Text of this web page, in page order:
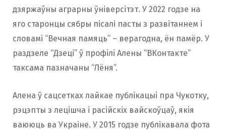
дзяржаўны аграрны ўніверсітэт. У 2022 годзе на
яго старонцы сябры пісалі пасты з развітаннем і
словамі “Вечная памяць” – верагодна, ён памёр. У
раздзеле “Дзеці” ў профілі Алены “ВКонтакте”
таксама пазначаны “Лёня”.
Алена ў сацсетках лайкае публікацыі пра Чукотку,
рэцэпты з лецішча і расійскіх вайскоўцаў, якія
ваююць ва Украіне. У 2015 годзе публікавала фота